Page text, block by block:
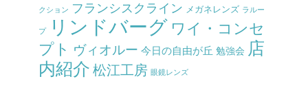
クション フランシスクライン メガネレンズ ラルー
プ リンドバーグ ワイ・コンセ
プト ヴィオルー 今日の自由が丘 勉強会 店
内紹介 松江工房 眼鏡レンズ